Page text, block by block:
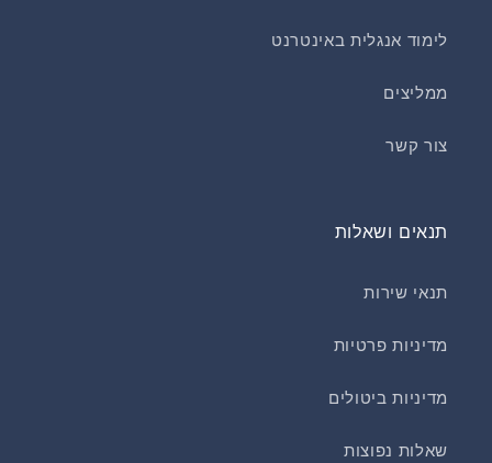
לימוד אנגלית באינטרנט
ממליצים
צור קשר
תנאים ושאלות
תנאי שירות
מדיניות פרטיות
מדיניות ביטולים
שאלות נפוצות